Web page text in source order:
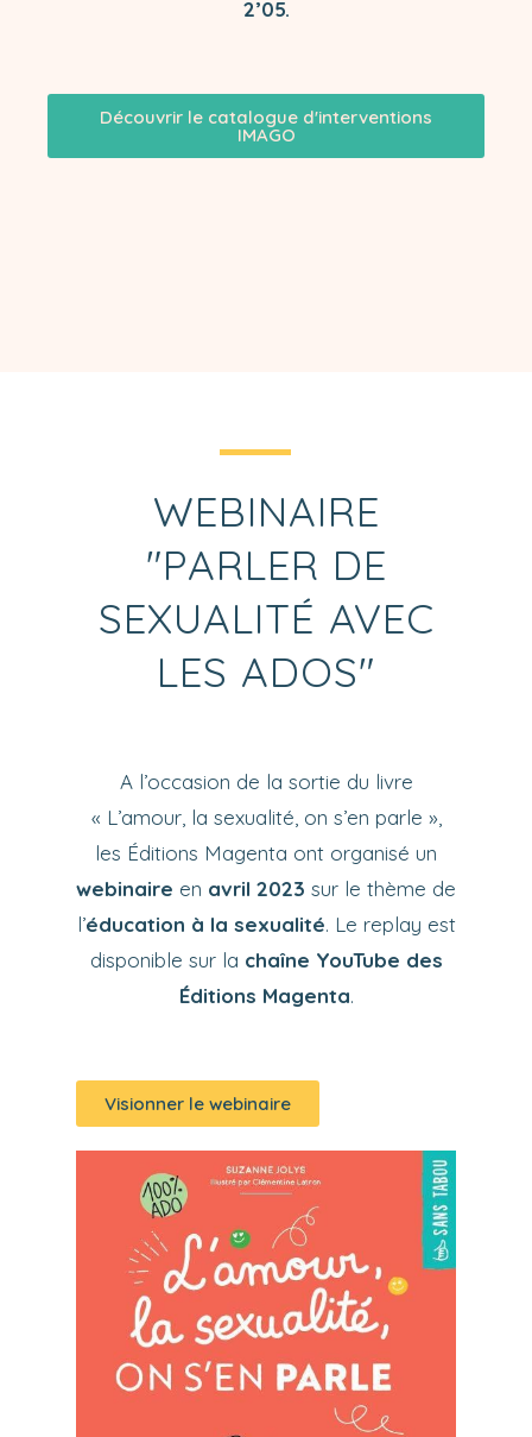
2’05.
Découvrir le catalogue d'interventions
IMAGO
WEBINAIRE
"PARLER DE
SEXUALITÉ AVEC
LES ADOS"
A l’occasion de la sortie du livre
« L’amour, la sexualité, on s’en parle »,
les Éditions Magenta ont organisé un
webinaire en avril 2023 sur le thème de
l’éducation à la sexualité. Le replay est
disponible sur la chaîne YouTube des
Éditions Magenta.
Visionner le webinaire